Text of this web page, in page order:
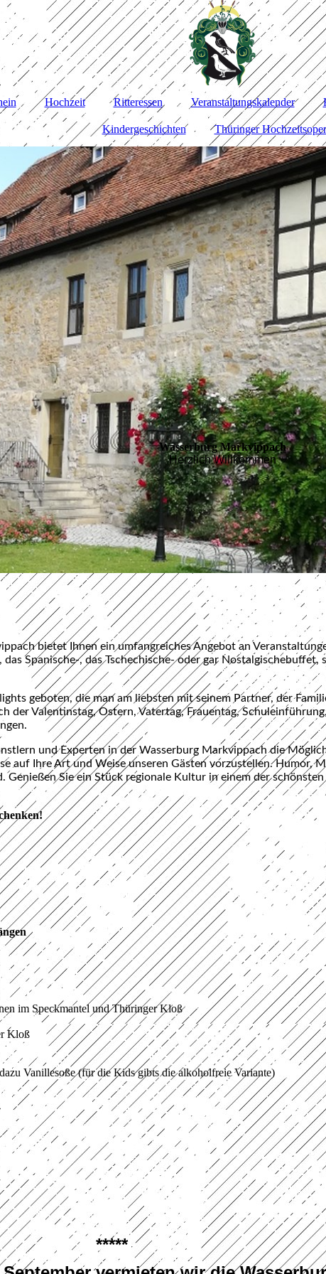
Hochzeit Ritteressen Veranstaltungskalender
Kindergeschichten Thüringer
Wasserburg Markvippach
Herzlich Willkommen
bietet Ihnen ein umfangreiches Angebot an
Spanische-, das Tschechische- oder gar Nostalgischebuffet,
geboten, die man am liebsten mit seinem Partner, der
der Valentinstag, Ostern, Vatertag, Frauentag,
und Experten in der Wasserburg Markvippach die
auf Ihre Art und Weise unseren Gästen vorzustellen. Humor,
Genießen Sie ein Stück regionale Kultur in einem der
im Speckmantel und Thüringer Kloß
Kloß
Vanillesoße (für die Kids gibts die alkoholfreie Variante)
*****